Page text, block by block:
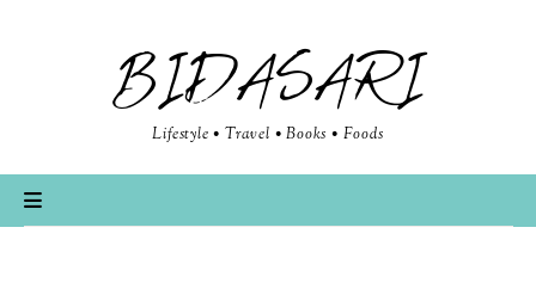
BIDASARI
Lifestyle • Travel • Books • Foods